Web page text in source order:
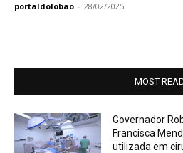
portaldolobao - 28/02/2025
MOST
Governador
Francisca
utilizada em